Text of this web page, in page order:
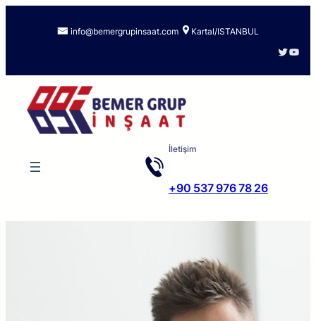
info@bemergrupinsaat.com Kartal/ISTANBUL
Twitter YouTube
İletişim
+90 537 976 78 26